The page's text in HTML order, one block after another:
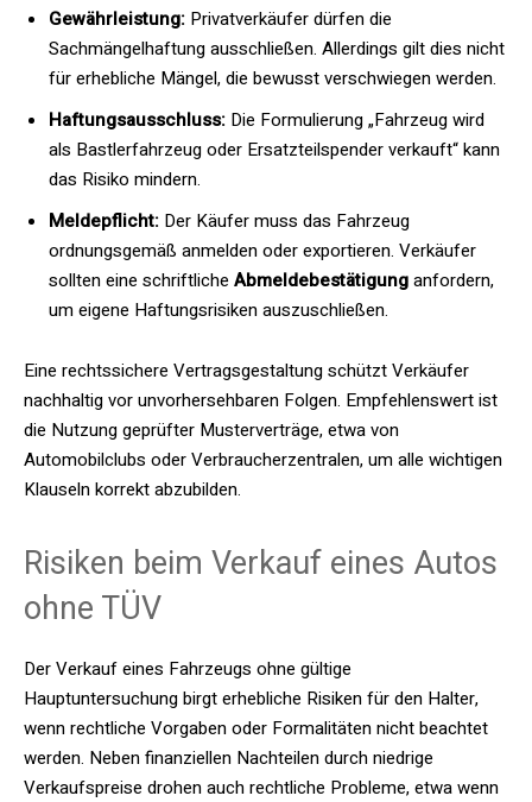
Gewährleistung: Privatverkäufer dürfen die
Sachmängelhaftung ausschließen. Allerdings gilt dies nicht
für erhebliche Mängel, die bewusst verschwiegen werden.
Haftungsausschluss: Die Formulierung „Fahrzeug wird
als Bastlerfahrzeug oder Ersatzteilspender verkauft“ kann
das Risiko mindern.
Meldepflicht: Der Käufer muss das Fahrzeug
ordnungsgemäß anmelden oder exportieren. Verkäufer
sollten eine schriftliche Abmeldebestätigunganfordern,
um eigene Haftungsrisiken auszuschließen.
Eine rechtssichere Vertragsgestaltung schützt Verkäufer
nachhaltig vor unvorhersehbaren Folgen. Empfehlenswert ist
die Nutzung geprüfter Musterverträge, etwa von
Automobilclubs oder Verbraucherzentralen, um alle wichtigen
Klauseln korrekt abzubilden.
Risiken beim Verkauf eines Autos
ohne TÜV
Der Verkauf eines Fahrzeugs ohne gültige
Hauptuntersuchung birgt erhebliche Risiken für den Halter,
wenn rechtliche Vorgaben oder Formalitäten nicht beachtet
werden. Neben finanziellen Nachteilen durch niedrige
Verkaufspreise drohen auch rechtliche Probleme, etwa wenn